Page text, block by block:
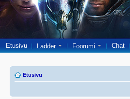
Etusivu Ladder Foorumi Chat
Etusivu